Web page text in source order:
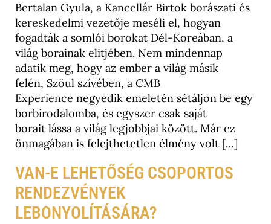
Bertalan Gyula, a Kancellár Birtok borászati és
kereskedelmi vezetője meséli el, hogyan
fogadták a somlói borokat Dél-Koreában, a
világ borainak elitjében. Nem mindennap
adatik meg, hogy az ember a világ másik
felén, Szöul szívében, a CMB
Experience negyedik emeletén sétáljon be egy
borbirodalomba, és egyszer csak saját
borait lássa a világ legjobbjai között. Már ez
önmagában is felejthetetlen élmény volt […]
VAN-E LEHETŐSÉG CSOPORTOS
RENDEZVÉNYEK
LEBONYOLÍTÁSÁRA?